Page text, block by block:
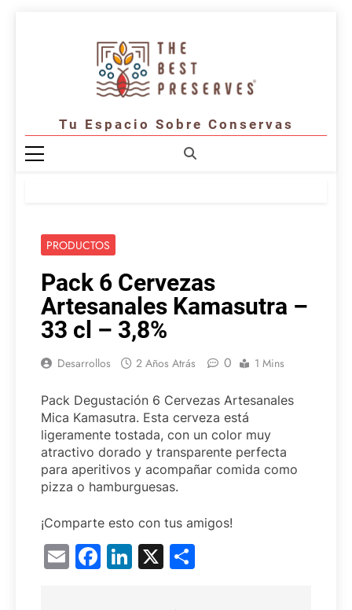
Tu Espacio Sobre Conservas
PRODUCTOS
Pack 6 Cervezas
Artesanales Kamasutra –
33 cl – 3,8%
Desarrollos 2 Años Atrás 0 1 Mins
Pack Degustación 6 Cervezas Artesanales
Mica Kamasutra. Esta cerveza está
ligeramente tostada, con un color muy
atractivo dorado y transparente perfecta
para aperitivos y acompañar comida como
pizza o hamburguesas.
¡Comparte esto con tus amigos!
EmailFacebook
LinkedIn
X